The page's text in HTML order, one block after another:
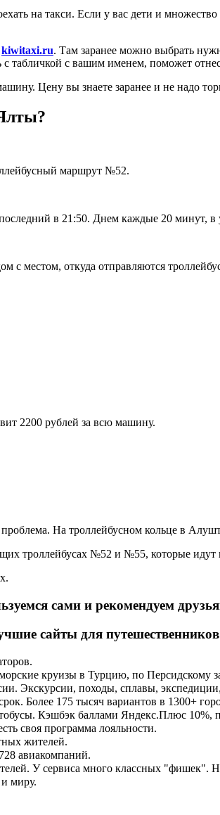
на такси. Если у вас дети и
kiwitaxi.ru. Там заранее можно выбрать
с табличкой с вашим именем, поможет
Цену вы знаете заранее и не надо
маршрут №52.
в 21:50. Днем каждые 20 минут,
местом, откуда отправляются
2200 рублей за всю машину.
На троллейбусном кольце в
троллейбусах №52 и №55, которые
сами и рекомендуем
сайты для путешественников
круизы в Турцию, по Персидскому
Экскурсии, походы, сплавы,
Более 175 тысяч вариантов в 1300+
Кэшбэк баллами Яндекс.Плюс
своя программа лояльности.
жителей.
авиакомпаний.
У сервиса много классных "фишек".
миру.